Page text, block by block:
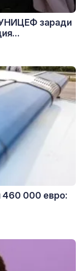
заради
460 000 евро: